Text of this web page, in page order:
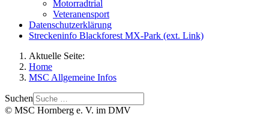
Motorradtrial
Veteranensport
Datenschutzerklärung
Streckeninfo Blackforest MX-Park (ext. Link)
Aktuelle Seite:
Home
MSC Allgemeine Infos
Suchen
© MSC Hornberg e. V. im DMV